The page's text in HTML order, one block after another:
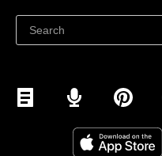
Prodávejte na Facebooku
Prodávejte na Instagramu